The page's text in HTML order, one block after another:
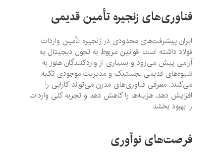
فناوری‌های زنجیره تأمین قدیمی
ایران پیشرفت‌های محدودی در زنجیره تأمین واردات
فولاد داشته است. قوانین مربوط به تحول دیجیتال به
آرامی پیش می‌رود و بسیاری از واردکنندگان هنوز به
شیوه‌های قدیمی لجستیک و مدیریت موجودی تکیه
می‌کنند. معرفی فناوری‌های مدرن می‌تواند کارایی را
افزایش دهد، هزینه‌ها را کاهش دهد و تجربه کلی واردات
را بهبود بخشد.
فرصت‌های نوآوری